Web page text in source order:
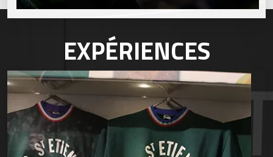
EXPÉRIENCES